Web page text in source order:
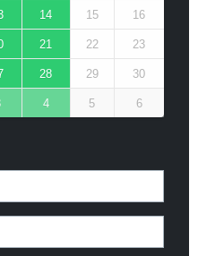
14 15 16
21 22 23
28 29 30
4 5 6